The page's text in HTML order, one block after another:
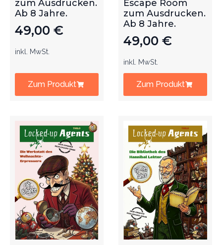
zum Ausdrucken.
Ab 8 Jahre.
49,00 €
inkl. MwSt.
Zum Produkt
Escape Room
zum Ausdrucken.
Ab 8 Jahre.
49,00 €
inkl. MwSt.
Zum Produkt